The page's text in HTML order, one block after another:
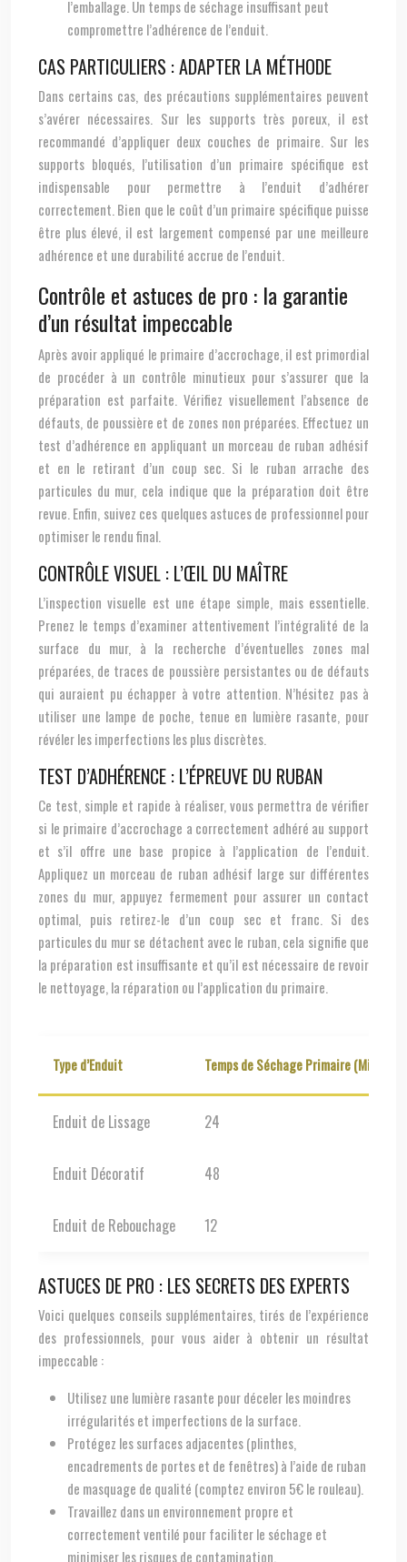
l’emballage. Un temps de séchage insuffisant peut
compromettre l’adhérence de l’enduit.
CAS PARTICULIERS : ADAPTER LA MÉTHODE
Dans certains cas, des précautions supplémentaires peuvent
s’avérer nécessaires. Sur les supports très poreux, il est
recommandé d’appliquer deux couches de primaire. Sur les
supports bloqués, l’utilisation d’un primaire spécifique est
indispensable pour permettre à l’enduit d’adhérer
correctement. Bien que le coût d’un primaire spécifique puisse
être plus élevé, il est largement compensé par une meilleure
adhérence et une durabilité accrue de l’enduit.
Contrôle et astuces de pro : la garantie
d’un résultat impeccable
Après avoir appliqué le primaire d’accrochage, il est primordial
de procéder à un contrôle minutieux pour s’assurer que la
préparation est parfaite. Vérifiez visuellement l’absence de
défauts, de poussière et de zones non préparées. Effectuez un
test d’adhérence en appliquant un morceau de ruban adhésif
et en le retirant d’un coup sec. Si le ruban arrache des
particules du mur, cela indique que la préparation doit être
revue. Enfin, suivez ces quelques astuces de professionnel pour
optimiser le rendu final.
CONTRÔLE VISUEL : L’ŒIL DU MAÎTRE
L’inspection visuelle est une étape simple, mais essentielle.
Prenez le temps d’examiner attentivement l’intégralité de la
surface du mur, à la recherche d’éventuelles zones mal
préparées, de traces de poussière persistantes ou de défauts
qui auraient pu échapper à votre attention. N’hésitez pas à
utiliser une lampe de poche, tenue en lumière rasante, pour
révéler les imperfections les plus discrètes.
TEST D’ADHÉRENCE : L’ÉPREUVE DU RUBAN
Ce test, simple et rapide à réaliser, vous permettra de vérifier
si le primaire d’accrochage a correctement adhéré au support
et s’il offre une base propice à l’application de l’enduit.
Appliquez un morceau de ruban adhésif large sur différentes
zones du mur, appuyez fermement pour assurer un contact
optimal, puis retirez-le d’un coup sec et franc. Si des
particules du mur se détachent avec le ruban, cela signifie que
la préparation est insuffisante et qu’il est nécessaire de revoir
le nettoyage, la réparation ou l’application du primaire.
Type d’Enduit Temps de Séchage Primaire (Min.)
Enduit de Lissage 24
Enduit Décoratif 48
Enduit de Rebouchage 12
ASTUCES DE PRO : LES SECRETS DES EXPERTS
Voici quelques conseils supplémentaires, tirés de l’expérience
des professionnels, pour vous aider à obtenir un résultat
impeccable :
Utilisez une lumière rasante pour déceler les moindres
irrégularités et imperfections de la surface.
Protégez les surfaces adjacentes (plinthes,
encadrements de portes et de fenêtres) à l’aide de ruban
de masquage de qualité (comptez environ 5€ le rouleau).
Travaillez dans un environnement propre et
correctement ventilé pour faciliter le séchage et
minimiser les risques de contamination.